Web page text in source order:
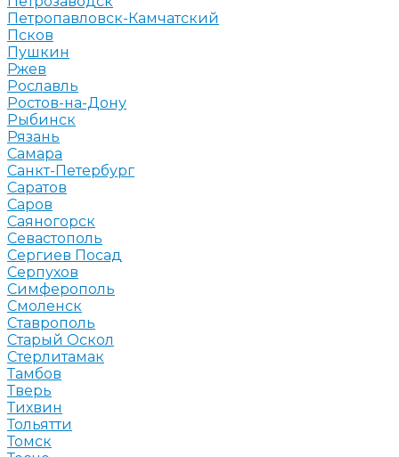
Петропавловск-Камчатский
Псков
Пушкин
Ржев
Рославль
Ростов-на-Дону
Рыбинск
Рязань
Самара
Санкт-Петербург
Саратов
Саров
Саяногорск
Севастополь
Сергиев Посад
Серпухов
Симферополь
Смоленск
Ставрополь
Старый Оскол
Стерлитамак
Тамбов
Тверь
Тихвин
Тольятти
Томск